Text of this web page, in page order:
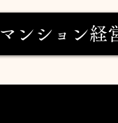
マンション経